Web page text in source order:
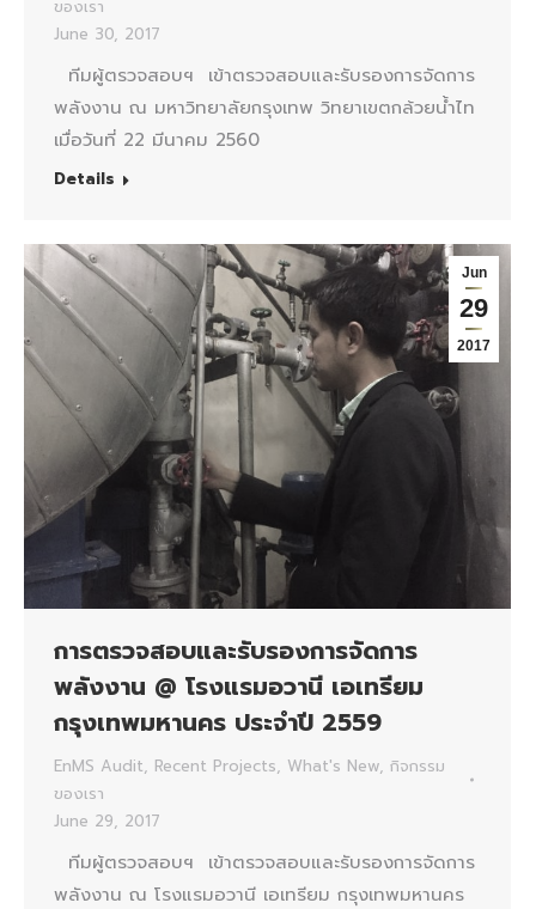
ของเรา
June 30, 2017
ทีมผู้ตรวจสอบฯ เข้าตรวจสอบและรับรองการจัดการ
พลังงาน ณ มหาวิทยาลัยกรุงเทพ วิทยาเขตกล้วยน้ำไท
เมื่อวันที่ 22 มีนาคม 2560
Details
Jun
29
2017
การตรวจสอบและรับรองการจัดการ
พลังงาน @ โรงแรมอวานี เอเทรียม
กรุงเทพมหานคร ประจำปี 2559
EnMS Audit, Recent Projects, What's New, กิจกรรม
ของเรา
June 29, 2017
ทีมผู้ตรวจสอบฯ เข้าตรวจสอบและรับรองการจัดการ
พลังงาน ณ โรงแรมอวานี เอเทรียม กรุงเทพมหานคร